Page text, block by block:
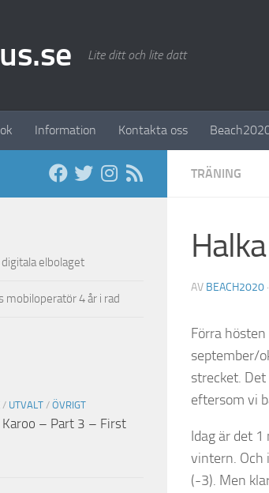
Lite ditt och lite datt
Information Kontakta oss
TRÄNING
AV BEACH2020 ·
Förra
september/
strecket.
eftersom vi
Idag är det
vintern. Och
(-3). Men
elbolaget
mobiloperatör 4 år i rad
/ UTVALT / ÖVRIGT
Karoo – Part 3 – First